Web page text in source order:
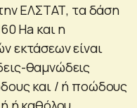
ΕΛΣΤΑΤ, τα δάση
Ha και η
εκτάσεων είναι
θαμνώδεις
και / ή ποώδους